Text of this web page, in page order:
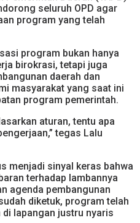
seluruh OPD agar
program yang telah
program bukan hanya
birokrasi, tetapi juga
daerah dan
masyarakat yang saat ini
program pemerintah.
aturan, tentu apa
tegas Lalu
menjadi sinyal keras bahwa
terhadap lambannya
agenda pembangunan
diketuk, program telah
lapangan justru nyaris